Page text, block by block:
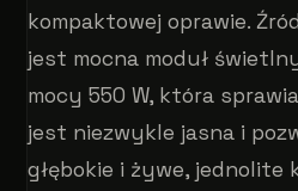
kompaktowej oprawie.
jest mocna moduł
mocy 550 W, która
jest niezwykle jasna i
głębokie i żywe, jednolite